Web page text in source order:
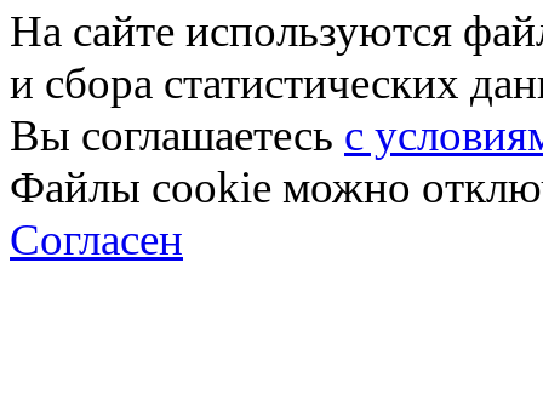
На сайте используются
и сбора статистических
Вы соглашаетесь с
Файлы cookie можно
Согласен